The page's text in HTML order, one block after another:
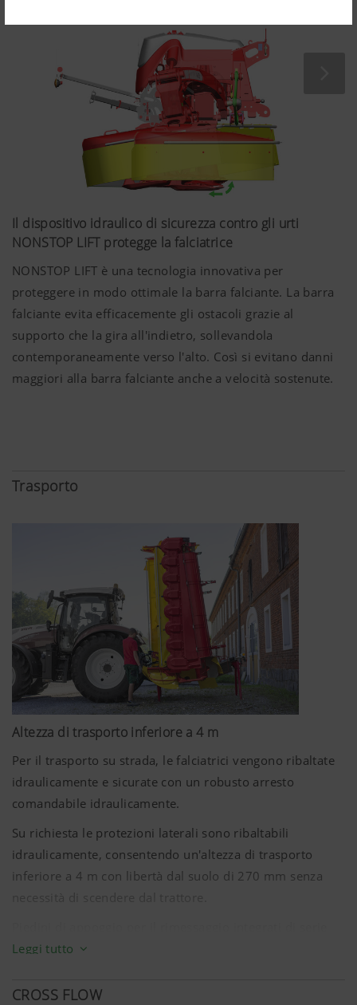
ai Cookie" è
stato
accettato.
Nazione
lingua
(lang)
Memorizza
la selezione
della
della lingua
dell'utente.
6 Mesi
Maggiori informazioni
Analisi e statistica
Desideriamo migliorarci costantemente per
Cookies
Analytics
Analisi
dell'uso di
questa pagina,
vedi sotto.
6 Mesi
Il dispositivo idraulico di sicurezza contro gli urti
NONSTOP LIFT protegge la falciatrice
NONSTOP LIFT è una tecnologia innovativa per
proteggere in modo ottimale la barra falciante. La barra
falciante evita efficacemente gli ostacoli grazie al
supporto che la gira all'indietro, sollevandola
contemporaneamente verso l'alto. Così si evitano danni
maggiori alla barra falciante anche a velocità sostenute.
Trasporto
Altezza di trasporto inferiore a 4 m
Per il trasporto su strada, le falciatrici vengono ribaltate
idraulicamente e sicurate con un robusto arresto
comandabile idraulicamente.
Su richiesta le protezioni laterali sono ribaltabili
idraulicamente, consentendo un'altezza di trasporto
inferiore a 4 m con libertà dal suolo di 270 mm senza
nella macchina. Tabelle di avviso con impianto elettrico
Leggi tutto
CROSS FLOW